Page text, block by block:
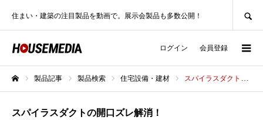
住まい・建築の注目製品を動画で。展示会製品も多数公開！
ログイン 会員登録
製品記事 製品検索 住宅設備・建材 スパイラスダクトの開口ズレ解消！可変式エルボ「FITエルボ」フジモリ産業株式会社
スパイラスダクトの開口ズレ解消！